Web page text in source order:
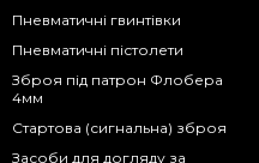
Пневматичні гвинтівки
Пневматичні пістолети
Зброя під патрон Флобера
4мм
Стартова (сигнальна) зброя
Засоби для догляду за